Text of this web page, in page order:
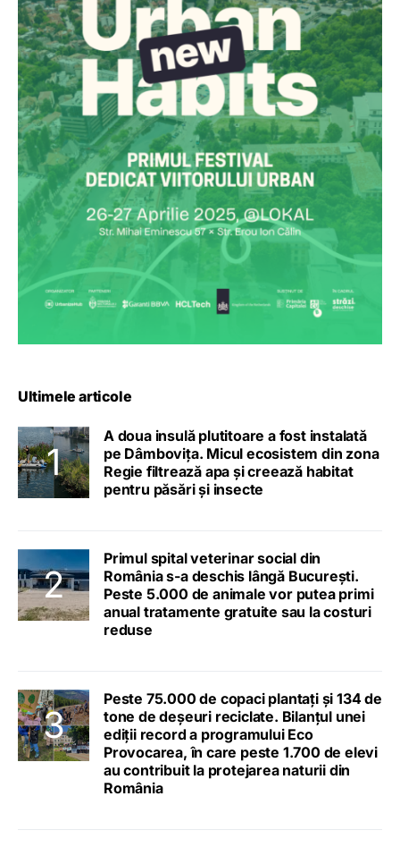
Ultimele articole
A doua insulă plutitoare a fost instalată
pe Dâmbovița. Micul ecosistem din zona
Regie filtrează apa și creează habitat
pentru păsări și insecte
Primul spital veterinar social din
România s-a deschis lângă București.
Peste 5.000 de animale vor putea primi
anual tratamente gratuite sau la costuri
reduse
Peste 75.000 de copaci plantați și 134 de
tone de deșeuri reciclate. Bilanțul unei
ediții record a programului Eco
Provocarea, în care peste 1.700 de elevi
au contribuit la protejarea naturii din
România